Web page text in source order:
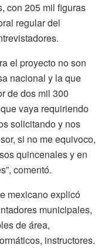
con 205 mil figuras
regular del
el proyecto no son
nacional y la que
de dos mil 300
vaya requiriendo
solicitando y nos
si no me equivoco,
quincenales y en
comentó.
mexicano explicó
municipales,
de área,
instructores.